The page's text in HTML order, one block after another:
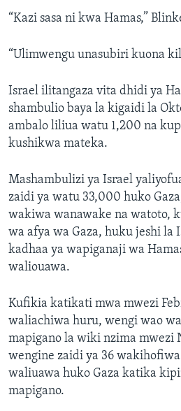
“Kazi sasa ni kwa Hamas,”
“Ulimwengu unasubiri kuona
Israel ilitangaza vita dhidi ya
shambulio baya la kigaidi la
ambalo liliua watu 1,200 na
kushikwa mateka.
Mashambulizi ya Israel
zaidi ya watu 33,000 huko
wakiwa wanawake na watoto,
wa afya wa Gaza, huku jeshi la
kadhaa ya wapiganaji wa
waliouawa.
Kufikia katikati mwa mwezi
waliachiwa huru, wengi wao
mapigano la wiki nzima mwezi
wengine zaidi ya 36
waliuawa huko Gaza katika
mapigano.